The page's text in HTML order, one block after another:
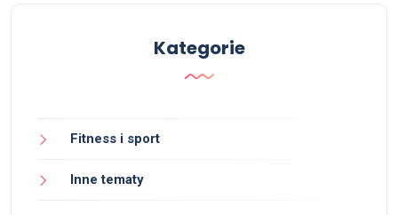
Kategorie
Fitness i sport
Inne tematy